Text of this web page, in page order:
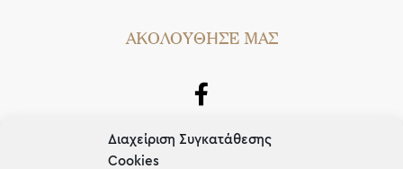
Διαχείριση Συγκατάθεσης
Cookies
AΚΟΛΟΥΘΗΣΕ ΜΑΣ